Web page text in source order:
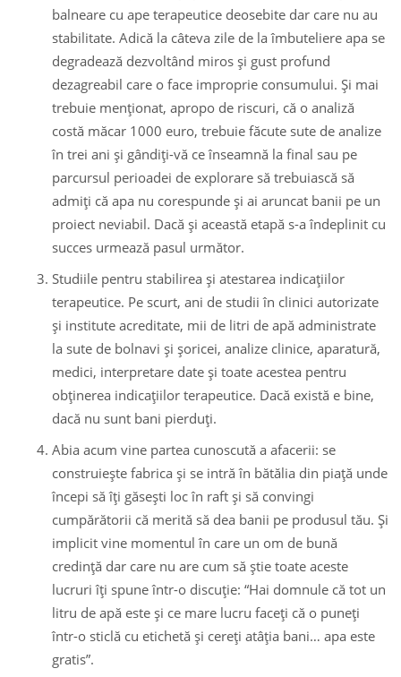
balneare cu ape terapeutice deosebite dar care nu au
stabilitate. Adică la câteva zile de la îmbuteliere apa se
degradează dezvoltând miros şi gust profund
dezagreabil care o face improprie consumului. Şi mai
trebuie menţionat, apropo de riscuri, că o analiză
costă măcar 1000 euro, trebuie făcute sute de analize
în trei ani şi gândiţi-vă ce înseamnă la final sau pe
parcursul perioadei de explorare să trebuiască să
admiţi că apa nu corespunde şi ai aruncat banii pe un
proiect neviabil. Dacă şi această etapă s-a îndeplinit cu
succes urmează pasul următor.
Studiile pentru stabilirea şi atestarea indicaţiilor
terapeutice. Pe scurt, ani de studii în clinici autorizate
şi institute acreditate, mii de litri de apă administrate
la sute de bolnavi şi şoricei, analize clinice, aparatură,
medici, interpretare date şi toate acestea pentru
obţinerea indicaţiilor terapeutice. Dacă există e bine,
dacă nu sunt bani pierduţi.
Abia acum vine partea cunoscută a afacerii: se
construieşte fabrica şi se intră în bătălia din piaţă unde
începi să îţi găseşti loc în raft şi să convingi
cumpărătorii că merită să dea banii pe produsul tău. Şi
implicit vine momentul în care un om de bună
credinţă dar care nu are cum să ştie toate aceste
lucruri îţi spune într-o discuţie: “Hai domnule că tot un
litru de apă este şi ce mare lucru faceţi că o puneţi
într-o sticlă cu etichetă şi cereţi atâţia bani… apa este
gratis”.